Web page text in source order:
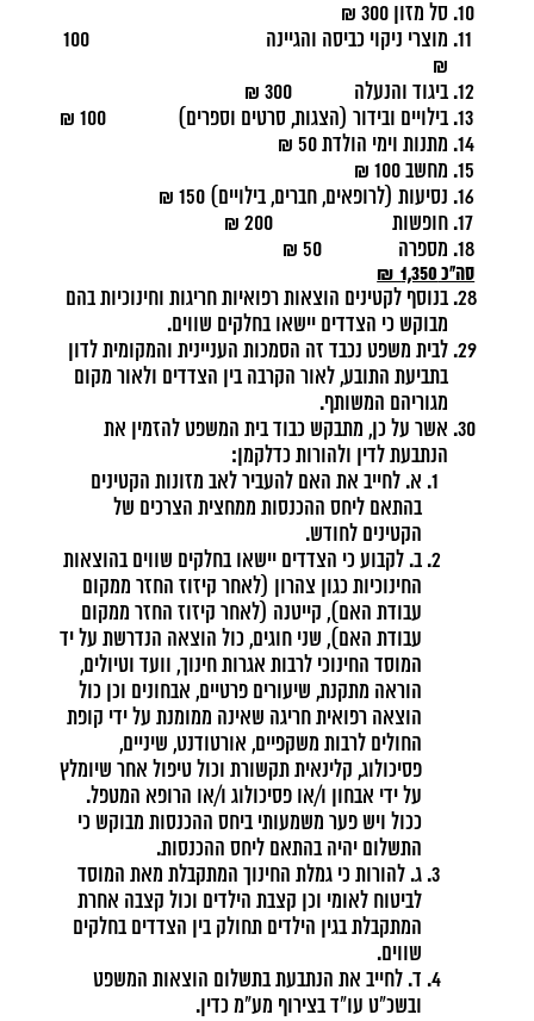
סל מזון 300 ₪
מוצרי ניקוי כביסה והגיינה 100
₪
ביגוד והנעלה 300 ₪
בילויים ובידור (הצגות, סרטים וספרים) 100 ₪
מתנות וימי הולדת 50 ₪
מחשב 100 ₪
נסיעות (לרופאים, חברים, בילויים) 150 ₪
חופשות 200 ₪
מספרה 50 ₪
סה"כ 1,350 ₪
בנוסף לקטינים הוצאות רפואיות חריגות וחינוכיות בהם
מבוקש כי הצדדים יישאו בחלקים שווים.
לבית משפט נכבד זה הסמכות העניינית והמקומית לדון
בתביעת התובע, לאור הקרבה בין הצדדים ולאור מקום
מגוריהם המשותף.
אשר על כן, מתבקש כבוד בית המשפט להזמין את
הנתבעת לדין ולהורות כדלקמן:
א. לחייב את האם להעביר לאב מזונות הקטינים
בהתאם ליחס ההכנסות ממחצית הצרכים של
הקטינים לחודש.
ב. לקבוע כי הצדדים יישאו בחלקים שווים בהוצאות
החינוכיות כגון צהרון (לאחר קיזוז החזר ממקום
עבודת האם), קייטנה (לאחר קיזוז החזר ממקום
עבודת האם), שני חוגים, כול הוצאה הנדרשת על יד
המוסד החינוכי לרבות אגרות חינוך, וועד וטיולים,
הוראה מתקנת, שיעורים פרטיים, אבחונים וכן כול
הוצאה רפואית חריגה שאינה ממומנת על ידי קופת
החולים לרבות משקפיים, אורטודנט, שיניים,
פסיכולוג, קלינאית תקשורת וכול טיפול אחר שיומלץ
על ידי אבחון ו/או פסיכולוג ו/או הרופא המטפל.
ככול ויש פער משמעותי ביחס ההכנסות מבוקש כי
התשלום יהיה בהתאם ליחס ההכנסות.
ג. להורות כי גמלת החינוך המתקבלת מאת המוסד
לביטוח לאומי וכן קצבת הילדים וכול קצבה אחרת
המתקבלת בגין הילדים תחולק בין הצדדים בחלקים
שווים.
ד. לחייב את הנתבעת בתשלום הוצאות המשפט
ובשכ"ט עו"ד בצירוף מע"מ כדין.